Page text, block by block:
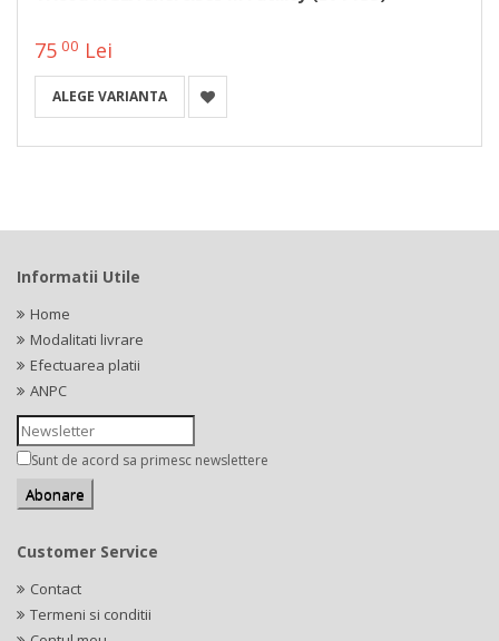
75 00 Lei
ALEGE VARIANTA
Informatii Utile
Home
Modalitati livrare
Efectuarea platii
ANPC
Sunt de acord sa primesc newslettere
Customer Service
Contact
Termeni si conditii